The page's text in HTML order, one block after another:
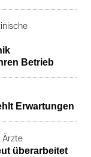
Betrieb
Erwartungen
Ärzte
überarbeitet